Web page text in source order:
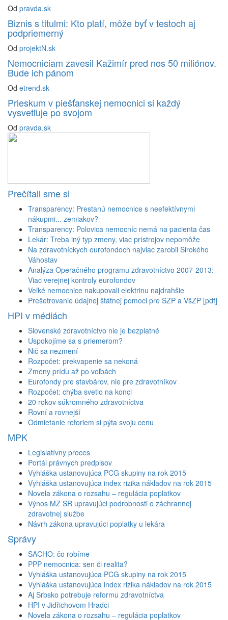
Od pravda.sk
Biznis s titulmi: Kto platí, môže byť v testoch aj
podpriemerný
Od projektN.sk
Nemocniciam zavesil Kažimír pred nos 50 miliónov.
Bude ich pánom
Od etrend.sk
Prieskum v piešťanskej nemocnici si každý
vysvetľuje po svojom
Od pravda.sk
Prečítali sme si
Transparency: Prestanú nemocnice s neefektívnymi
nákupmi... zemiakov?
Transparency: Polovica nemocníc nemá na pacienta čas
Lekár: Treba iný typ zmeny, viac prístrojov nepomôže
Na zdravotníckych eurofondoch najviac zarobil Širokého
Váhostav
Analýza Operačného programu zdravotníctvo 2007-2013:
Viac verejnej kontroly eurofondov
Veľké nemocnice nakupovali elektrinu najdrahšie
Prešetrovanie údajnej štátnej pomoci pre SZP a VšZP [pdf]
HPI v médiách
Slovenské zdravotníctvo nie je bezplatné
Uspokojíme sa s priemerom?
Nič sa nezmení
Rozpočet: prekvapenie sa nekoná
Zmeny prídu až po voľbách
Eurofondy pre stavbárov, nie pre zdravotníkov
Rozpočet: chýba svetlo na konci
20 rokov súkromného zdravotníctva
Rovní a rovnejší
Odmietanie reforiem si pýta svoju cenu
MPK
Legislatívny proces
Portál právnych predpisov
Vyhláška ustanovujúca PCG skupiny na rok 2015
Vyhláška ustanovujúca index rizika nákladov na rok 2015
Novela zákona o rozsahu – regulácia poplatkov
Výnos MZ SR upravujúci podrobnosti o záchrannej
zdravotnej službe
Návrh zákona upravujúci poplatky u lekára
Správy
SACHO: čo robíme
PPP nemocnica: sen či realita?
Vyhláška ustanovujúca PCG skupiny na rok 2015
Vyhláška ustanovujúca index rizika nákladov na rok 2015
Aj Srbsko potrebuje reformu zdravotníctva
HPI v Jidřichovom Hradci
Novela zákona o rozsahu – regulácia poplatkov